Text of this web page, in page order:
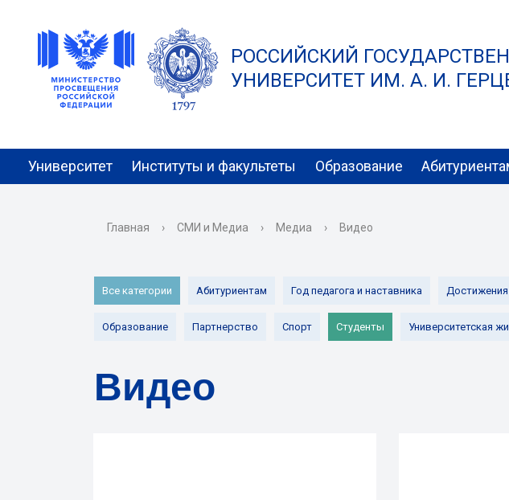
РОССИЙСКИЙ
УНИВЕРСИТЕТ ИМ. А. И.
Университет Институты и факультеты Образование
Главная › СМИ и Медиа › Медиа › Видео
Все категории Абитуриентам Год педагога и наставника Достижения
Образование Партнерство Спорт Студенты Университетская
Видео